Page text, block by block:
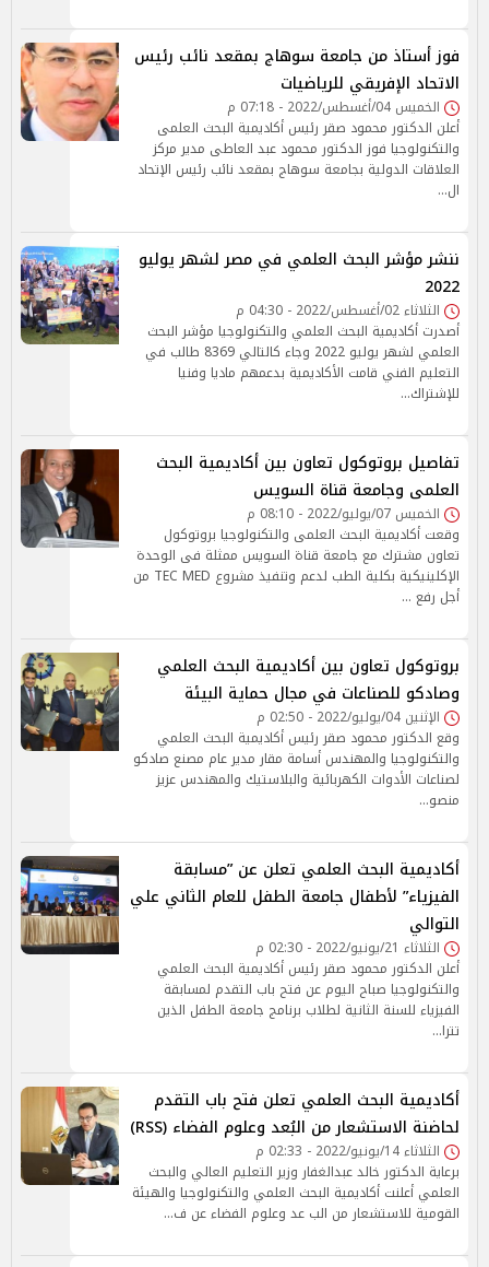
فوز أستاذ من جامعة سوهاج بمقعد نائب رئيس
الاتحاد الإفريقي للرياضيات
الخميس 04/أغسطس/2022 - 07:18 م
أعلن الدكتور محمود صقر رئيس أكاديمية البحث العلمى
والتكنولوجيا فوز الدكتور محمود عبد العاطى مدير مركز
العلاقات الدولية بجامعة سوهاج بمقعد نائب رئيس الإتحاد
ال…
ننشر مؤشر البحث العلمي في مصر لشهر يوليو
2022
الثلاثاء 02/أغسطس/2022 - 04:30 م
أصدرت أكاديمية البحث العلمي والتكنولوجيا مؤشر البحث
العلمي لشهر يوليو 2022 وجاء كالتالي 8369 طالب في
التعليم الفني قامت الأكاديمية بدعمهم ماديا وفنيا
للإشتراك…
تفاصيل بروتوكول تعاون بين أكاديمية البحث
العلمى وجامعة قناة السويس
الخميس 07/يوليو/2022 - 08:10 م
وقعت أكاديمية البحث العلمى والتكنولوجيا بروتوكول
تعاون مشترك مع جامعة قناة السويس ممثلة فى الوحدة
الإكلينيكية بكلية الطب لدعم وتنفيذ مشروع TEC MED من
أجل رفع …
بروتوكول تعاون بين أكاديمية البحث العلمي
وصادكو للصناعات في مجال حماية البيئة
الإثنين 04/يوليو/2022 - 02:50 م
وقع الدكتور محمود صقر رئيس أكاديمية البحث العلمي
والتكنولوجيا والمهندس أسامة مقار مدير عام مصنع صادكو
لصناعات الأدوات الكهربائية والبلاستيك والمهندس عزيز
منصو…
أكاديمية البحث العلمي تعلن عن ”مسابقة
الفيزياء” لأطفال جامعة الطفل للعام الثاني علي
التوالي
الثلاثاء 21/يونيو/2022 - 02:30 م
أعلن الدكتور محمود صقر رئيس أكاديمية البحث العلمي
والتكنولوجيا صباح اليوم عن فتح باب التقدم لمسابقة
الفيزياء للسنة الثانية لطلاب برنامج جامعة الطفل الذين
تترا…
أكاديمية البحث العلمي تعلن فتح باب التقدم
لحاضنة الاستشعار من البُعد وعلوم الفضاء (RSS)
الثلاثاء 14/يونيو/2022 - 02:33 م
برعاية الدكتور خالد عبدالغفار وزير التعليم العالي والبحث
العلمي أعلنت أكاديمية البحث العلمي والتكنولوجيا والهيئة
القومية للاستشعار من الب عد وعلوم الفضاء عن ف…